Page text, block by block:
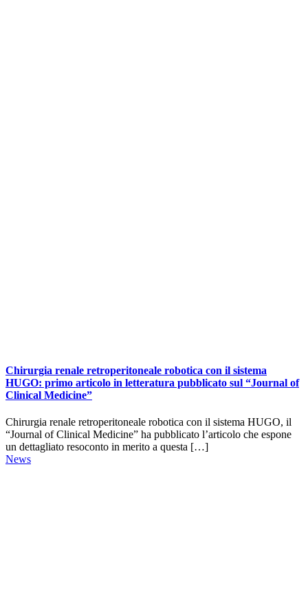
Chirurgia renale retroperitoneale robotica con il sistema
HUGO: primo articolo in letteratura pubblicato sul “Journal of
Clinical Medicine”
Chirurgia renale retroperitoneale robotica con il sistema HUGO, il
“Journal of Clinical Medicine” ha pubblicato l’articolo che espone
un dettagliato resoconto in merito a questa […]
News